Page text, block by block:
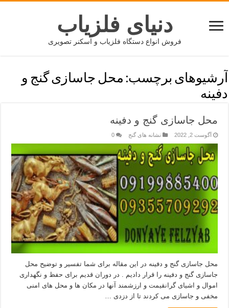
دنیای فلزیاب
فروش انواع دستگاه فلزیاب و اسکنر تصویری
آرشیوهای برچسب: محل جاسازی گنج و
دفینه
محل جاسازی گنج و دفینه
آگوست 2, 2022 نشانه های گنج 0
محل جاسازی گنج و دفینه در این مقاله برای شما تفسیر و توضیح محل
جاسازی گنج و دفینه را قرار دادیم . در دوران قدیم برای حفظ و نگهداری
اموال و اشیای گرانقیمت و ارزشمند آنها در مکان ها و محل های امنی
مخفی و جاسازی می کردند تا از دزدی …